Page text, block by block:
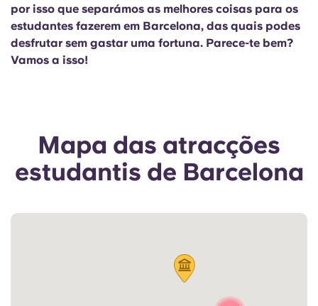
Portuguese
por isso que separámos as melhores coisas para os
estudantes fazerem em Barcelona, das quais podes
desfrutar sem gastar uma fortuna. Parece-te bem?
Vamos a isso!
Mapa das atracções
estudantis de Barcelona